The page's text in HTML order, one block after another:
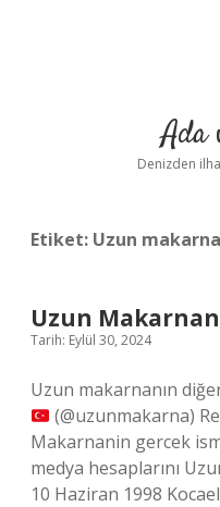
Ada
Denizden
Etiket: Uzun
Uzun
Tarih: Eylül 30, 2024
Uzun makarnanın
(@uzunmakarna)
Makarnanin gercek
medya hesaplarını
10 Haziran 1998